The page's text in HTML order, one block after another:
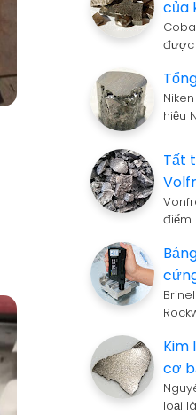
của
được
hiệu
Tất
điểm
Kim
cơ
loại